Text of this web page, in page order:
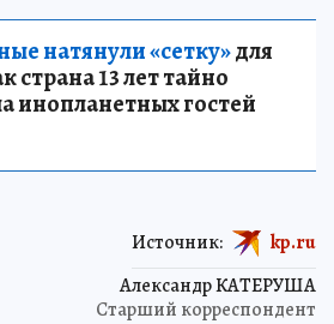
натянули «сетку»для
страна 13 лет тайно
инопланетных гостей
Александр КАТЕРУША
Старший корреспондент
Источник: kp.ru